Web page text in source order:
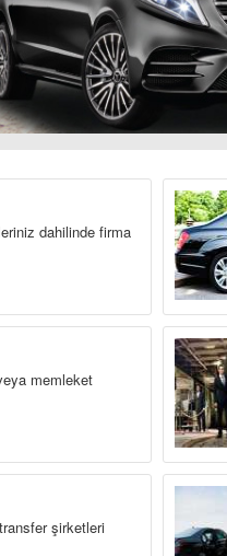
dahilinde firma
memleket
şirketleri